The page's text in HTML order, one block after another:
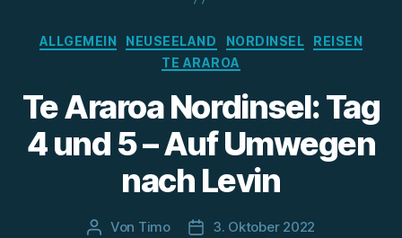
Kategorien
ALLGEMEIN NEUSEELAND NORDINSEL
REISEN
TE ARAROA
Te Araroa Nordinsel: Tag
4 und 5 – Auf Umwegen
nach Levin
Beitragsautor
Von Timo Beitragsdatum
3. Oktober 2022